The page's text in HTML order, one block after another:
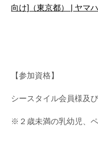
向け]（東京都） | ヤマ
【参加資格】
シースタイル会員様及
※２歳未満の乳幼児、